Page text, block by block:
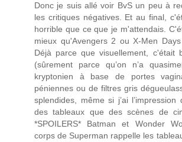
Donc je suis allé voir BvS un peu à
les critiques négatives. Et au final,
horrible que ce que je m'attendais.
mieux qu'Avengers 2 ou X-Men
Déjà parce que visuellement, c'était
(sûrement parce qu’on n’a
kryptonien à base de portes
péniennes ou de filtres gris
splendides, même si j’ai
des tableaux que des scènes de
*SPOILERS* Batman et Wonder
corps de Superman rappelle les